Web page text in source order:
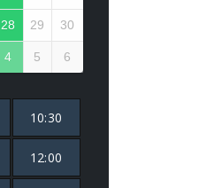
28 29 30
4 5 6
10:30
12:00